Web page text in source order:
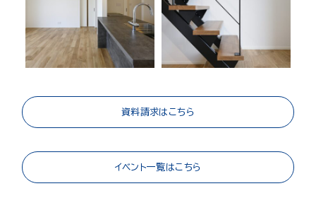
資料請求はこちら
イベント一覧はこちら